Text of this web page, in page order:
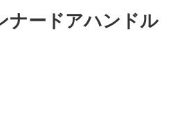
ナードアハンドル